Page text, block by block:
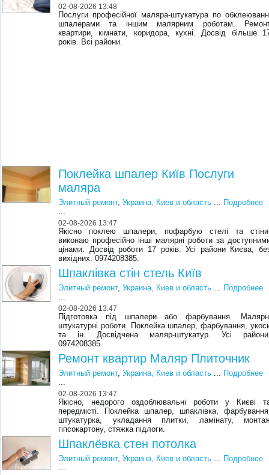
02-08-2026 13:48
Послуги професійної маляра-штукатура по
шпалерами та іншим малярним роботам.
квартири, кімнати, коридора, кухні. Досвід більше
років. Всі райони.
Поклейка шпалер Київ Послуги
маляра
Элитный ремонт,Украина, Киев и область ... Подробнее
...
02-08-2026 13:47
Якісно поклею шпалери, пофарбую стелі та
виконаю професійно інші малярні роботи за
цінами. Досвід роботи 17 років. Усі райони Києва,
вихідних. 0974208385.
Шпаклівка стін стель Київ
Элитный ремонт,Украина, Киев и область ... Подробнее
...
02-08-2026 13:47
Підготовка під шпалери або фарбування.
штукатурні роботи. Поклейка шпалер, фарбування,
та ін. Досвідчена маляр-штукатур. Усі
0974208385.
Ремонт квартир Маляр Плиточник
Элитный ремонт,Украина, Киев и область ... Подробнее
...
02-08-2026 13:47
Якісно, недорого оздоблювальні роботи у Києві
передмісті. Поклейка шпалер, шпаклівка,
штукатурка, укладання плитки, ламінату,
гіпсокартону, стяжка підлоги.
Шпаклёвка стен потолка
Элитный ремонт,Украина, Киев и область ... Подробнее
...